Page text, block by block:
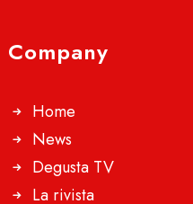
Company
Home
News
Degusta TV
La rivista